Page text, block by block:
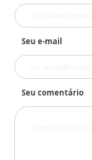
Seu e-mail
Seu comentário